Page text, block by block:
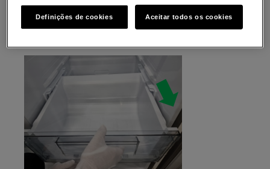
geladeira
PASSO 1 Puxe o estojo para frente.
Definições de cookies Aceitar todos os cookies